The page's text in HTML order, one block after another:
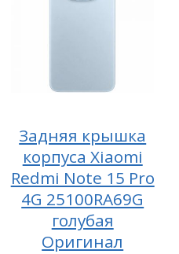
Задняя крышка
корпуса Xiaomi
Redmi Note 15 Pro
4G 25100RA69G
голубая
Оригинал